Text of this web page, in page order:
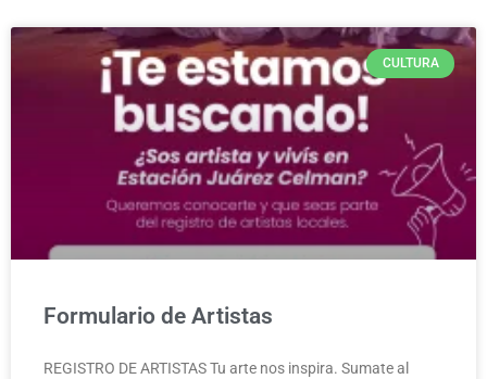
CULTURA
Formulario de Artistas
REGISTRO DE ARTISTAS Tu arte nos inspira. Sumate al